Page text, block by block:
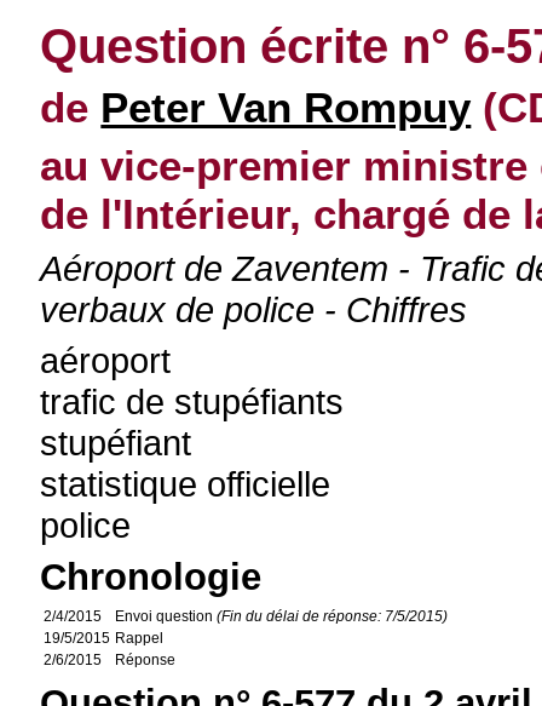
Question écrite n° 6-
de Peter Van Rompuy
au vice-premier
de l'Intérieur, chargé de
Aéroport de Zaventem - Trafic
verbaux de police - Chiffres
aéroport
trafic de stupéfiants
stupéfiant
statistique officielle
police
Chronologie
2/4/2015 Envoi question(Fin du délai de réponse: 7/5/2015)
19/5/2015 Rappel
2/6/2015
Réponse